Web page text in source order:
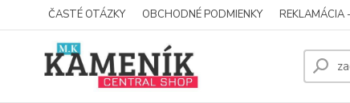
ČASTÉ OTÁZKY OBCHODNÉ PODMIENKY REKLAMÁCIA